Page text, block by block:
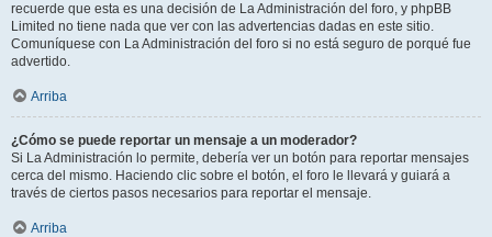
recuerde que esta es una decisión de La Administración del foro, y phpBB
Limited no tiene nada que ver con las advertencias dadas en este sitio.
Comuníquese con La Administración del foro si no está seguro de porqué fue
advertido.
Arriba
¿Cómo se puede reportar un mensaje a un moderador?
Si La Administración lo permite, debería ver un botón para reportar mensajes
cerca del mismo. Haciendo clic sobre el botón, el foro le llevará y guiará a
través de ciertos pasos necesarios para reportar el mensaje.
Arriba